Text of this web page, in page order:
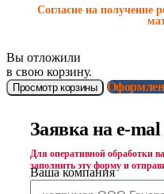
Согласие на
Вы отложили
в свою корзину.
Просмотр корзины
Заявка на e-mal
Для оперативной обработки
заполнить эту форму и
Ваша компания